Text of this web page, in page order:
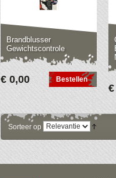
Brandblusser
Gewichtscontrole
€ 0,00 Bestellen
Sorteer op